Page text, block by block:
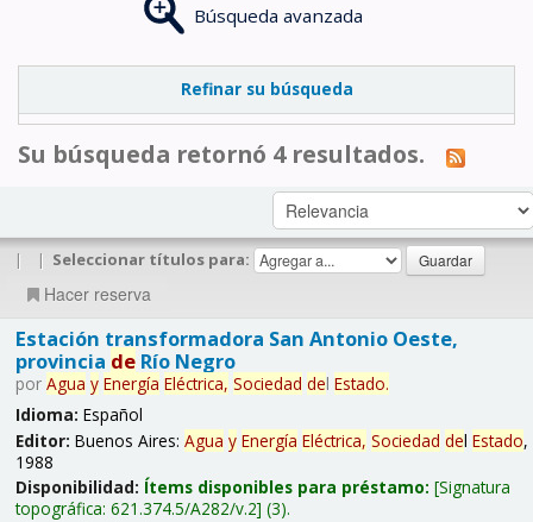
Búsqueda avanzada
Refinar su búsqueda
Su búsqueda retornó 4 resultados.
| | Seleccionar títulos para:
Hacer reserva
Estación transformadora San Antonio Oeste,
provincia deRío Negro
por Agua y Energía Eléctrica, Sociedad del Estado.
Idioma: Español
Editor: Buenos Aires: Agua y Energía Eléctrica, Sociedad del Estado,
1988
Disponibilidad: Ítems disponibles para préstamo: Signatura
topográfica: 621.374.5/A282/v.2 (3).